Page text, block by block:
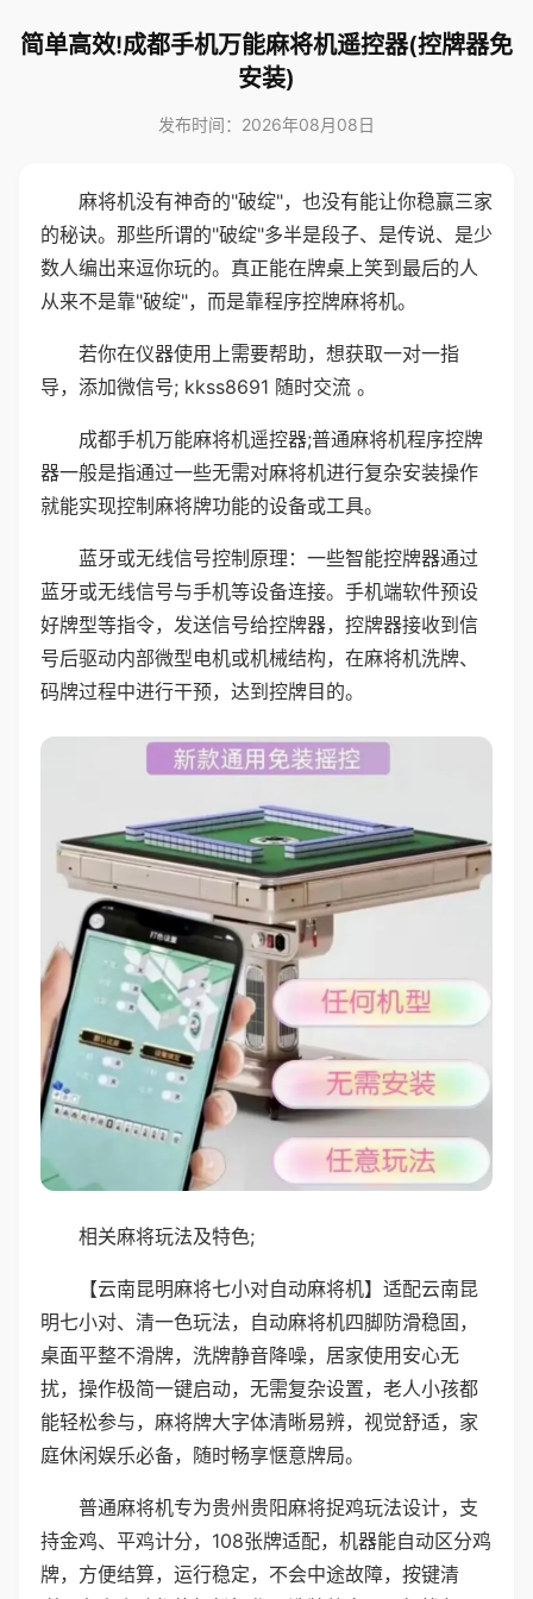
简单高效!成都手机万能麻将机遥控器(控牌器免
安装)
发布时间：2026年08月08日
麻将机没有神奇的"破绽"，也没有能让你稳赢三家
的秘诀。那些所谓的"破绽"多半是段子、是传说、是少
数人编出来逗你玩的。真正能在牌桌上笑到最后的人
从来不是靠"破绽"，而是靠程序控牌麻将机。
若你在仪器使用上需要帮助，想获取一对一指
导，添加微信号; kkss8691 随时交流 。
成都手机万能麻将机遥控器;普通麻将机程序控牌
器一般是指通过一些无需对麻将机进行复杂安装操作
就能实现控制麻将牌功能的设备或工具。
蓝牙或无线信号控制原理：一些智能控牌器通过
蓝牙或无线信号与手机等设备连接。手机端软件预设
好牌型等指令，发送信号给控牌器，控牌器接收到信
号后驱动内部微型电机或机械结构，在麻将机洗牌、
码牌过程中进行干预，达到控牌目的。
相关麻将玩法及特色;
【云南昆明麻将七小对自动麻将机】适配云南昆
明七小对、清一色玩法，自动麻将机四脚防滑稳固，
桌面平整不滑牌，洗牌静音降噪，居家使用安心无
扰，操作极简一键启动，无需复杂设置，老人小孩都
能轻松参与，麻将牌大字体清晰易辨，视觉舒适，家
庭休闲娱乐必备，随时畅享惬意牌局。
普通麻将机专为贵州贵阳麻将捉鸡玩法设计，支
持金鸡、平鸡计分，108张牌适配，机器能自动区分鸡
牌，方便结算，运行稳定，不会中途故障，按键清